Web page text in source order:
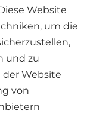
Website
um die
und zu
Website
von